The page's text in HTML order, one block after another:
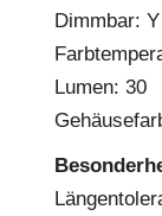
Dimmbar: Y
Lumen: 30